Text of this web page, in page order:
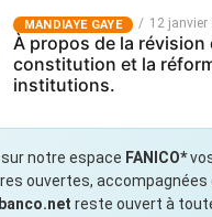
MANDIAYE GAYE 12 janvier
À propos de la révision
constitution et la
institutions.
notre espace FANICO*
ouvertes, accompagnées
reste ouvert à